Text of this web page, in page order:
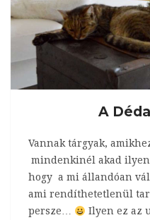
A
Vannak tárgyak,
mindenkinél akad
hogy a mi állandóan
ami rendíthetetlenül
persze…
Ilyen ez az